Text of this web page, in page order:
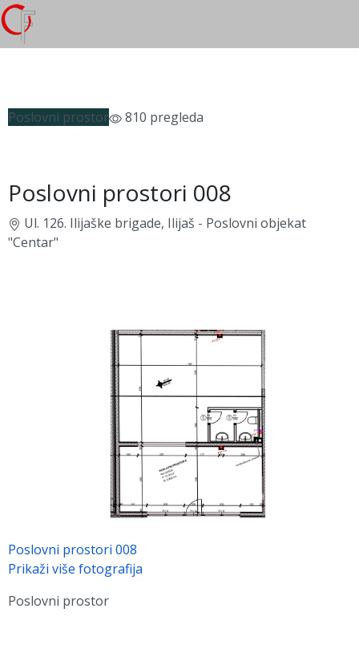
Poslovni prostor 810 pregleda
Poslovni prostori 008
Ul. 126. Ilijaške brigade, Ilijaš - Poslovni objekat
"Centar"
Poslovni prostori 008
Prikaži više fotografija
Poslovni prostor